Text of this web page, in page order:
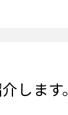
します。